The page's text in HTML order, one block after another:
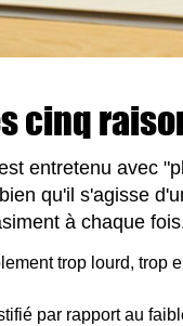
cinq
entretenu avec
qu'il s'agisse
à chaque
trop lourd, trop
par rapport au